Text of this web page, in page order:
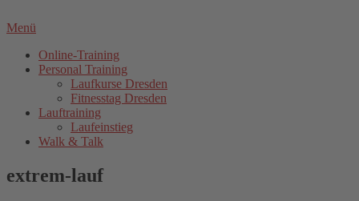
Menü
Online-Training
Personal Training
Laufkurse Dresden
Fitnesstag Dresden
Lauftraining
Laufeinstieg
Walk & Talk
extrem-lauf